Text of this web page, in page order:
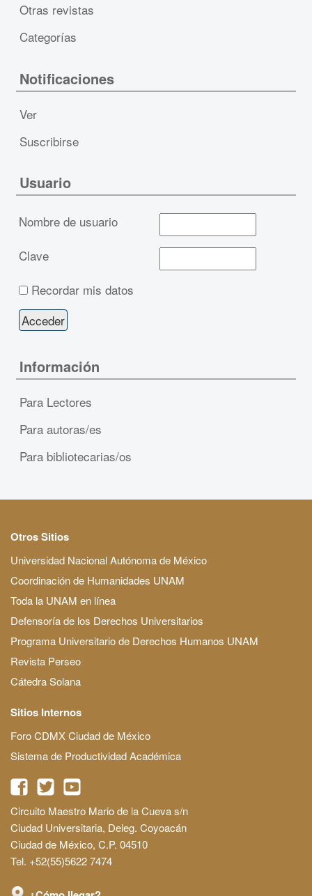
Otras revistas
Categorías
Notificaciones
Ver
Suscribirse
Usuario
Nombre de usuario
Clave
Recordar mis datos
Información
Para Lectores
Para autoras/es
Para bibliotecarias/os
Otros Sitios
Universidad Nacional Autónoma de México
Coordinación de Humanidades UNAM
Toda la UNAM en línea
Defensoría de los Derechos Universitarios
Programa Universitario de Derechos Humanos UNAM
Revista Perseo
Cátedra Solana
Sitios Internos
Foro CDMX Ciudad de México
Sistema de Productividad Académica
Circuito Maestro Mario de la Cueva s/n
Ciudad Universitaria, Deleg. Coyoacán
Ciudad de México, C.P. 04510
Tel. +52(55)5622 7474